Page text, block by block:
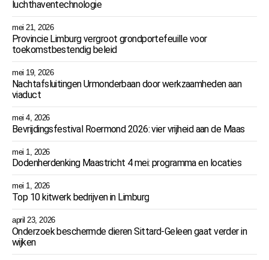
luchthaventechnologie
mei 21, 2026
Provincie Limburg vergroot grondportefeuille voor
toekomstbestendig beleid
mei 19, 2026
Nachtafsluitingen Urmonderbaan door werkzaamheden aan
viaduct
mei 4, 2026
Bevrijdingsfestival Roermond 2026: vier vrijheid aan de Maas
mei 1, 2026
Dodenherdenking Maastricht 4 mei: programma en locaties
mei 1, 2026
Top 10 kitwerk bedrijven in Limburg
april 23, 2026
Onderzoek beschermde dieren Sittard-Geleen gaat verder in
wijken